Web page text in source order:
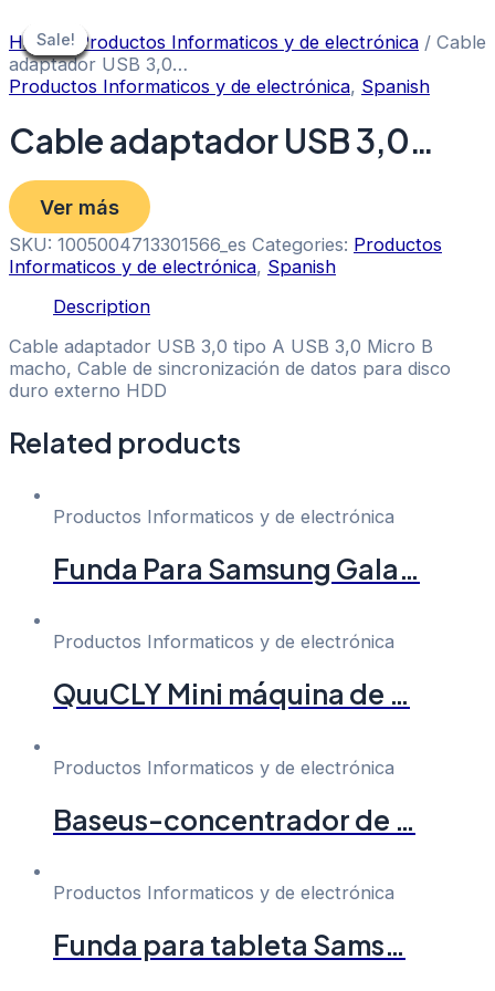
to
content
Sale!
Home/ Productos Informaticos y de electrónica / Cable
adaptador USB 3,0…
Productos Informaticos y de electrónica, Spanish
Cable adaptador USB 3,0…
Ver más
SKU: 1005004713301566_es Categories: Productos
Informaticos y de electrónica, Spanish
Description
Cable adaptador USB 3,0 tipo A USB 3,0 Micro B
macho, Cable de sincronización de datos para disco
duro externo HDD
Related products
Sale!
Sale!
Productos Informaticos y de electrónica
Funda Para Samsung Gala…
Sale!
Sale!
Productos Informaticos y de electrónica
QuuCLY Mini máquina de …
Sale!
Sale!
Productos Informaticos y de electrónica
Baseus-concentrador de …
Sale!
Sale!
Productos Informaticos y de electrónica
Funda para tableta Sams…